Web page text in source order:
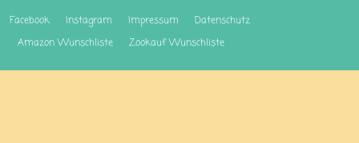
Facebook Instagram Impressum
Datenschutz
Amazon Wunschliste
Zookauf Wunschliste